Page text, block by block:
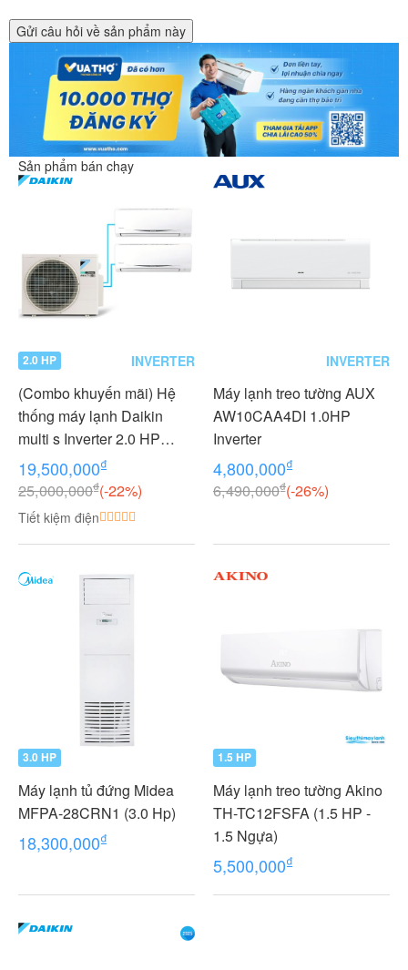
Gửi câu hỏi về sản phẩm này
Sản phẩm bán chạy
2.0 HP INVERTER
(Combo khuyến mãi) Hệ
thống máy lạnh Daikin
multi s Inverter 2.0 HP
(2HP Ngựa) - 1 dàn nóng 2
dàn lạnh (1.0 + 1.0 HP (1
Ngựa) MKC50RVMV-
CTKC25RVMV+CTKC25R
19,500,000₫
25,000,000₫(-22%)
Tiết kiệm điện
INVERTER
Máy lạnh treo tường AUX
AW10CAA4DI 1.0HP
Inverter
4,800,000₫
6,490,000₫(-26%)
3.0 HP
Máy lạnh tủ đứng Midea
MFPA-28CRN1 (3.0 Hp)
18,300,000₫
1.5 HP
Máy lạnh treo tường Akino
TH-TC12FSFA (1.5 HP -
1.5 Ngựa)
5,500,000₫